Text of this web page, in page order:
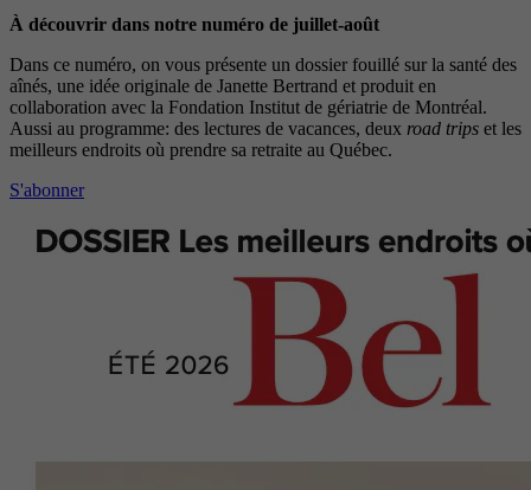
À découvrir dans notre numéro de juillet-août
Dans ce numéro, on vous présente un dossier fouillé sur la santé des
aînés, une idée originale de Janette Bertrand et produit en
collaboration avec la Fondation Institut de gériatrie de Montréal.
Aussi au programme: des lectures de vacances, deux road trips et les
meilleurs endroits où prendre sa retraite au Québec.
S'abonner